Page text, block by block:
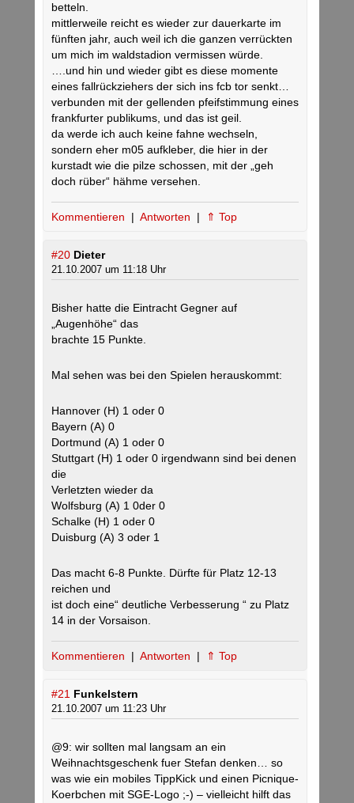
betteln.
mittlerweile reicht es wieder zur dauerkarte im
fünften jahr, auch weil ich die ganzen verrückten
um mich im waldstadion vermissen würde.
….und hin und wieder gibt es diese momente
eines fallrückziehers der sich ins fcb tor senkt…
verbunden mit der gellenden pfeifstimmung eines
frankfurter publikums, und das ist geil.
da werde ich auch keine fahne wechseln,
sondern eher m05 aufkleber, die hier in der
kurstadt wie die pilze schossen, mit der „geh
doch rüber“ hähme versehen.
Kommentieren | Antworten | ⇑ Top
#20 Dieter
21.10.2007 um 11:18 Uhr
Bisher hatte die Eintracht Gegner auf
„Augenhöhe“ das
brachte 15 Punkte.
Mal sehen was bei den Spielen herauskommt:
Hannover (H) 1 oder 0
Bayern (A) 0
Dortmund (A) 1 oder 0
Stuttgart (H) 1 oder 0 irgendwann sind bei denen
die
Verletzten wieder da
Wolfsburg (A) 1 0der 0
Schalke (H) 1 oder 0
Duisburg (A) 3 oder 1
Das macht 6-8 Punkte. Dürfte für Platz 12-13
reichen und
ist doch eine“ deutliche Verbesserung “ zu Platz
14 in der Vorsaison.
Kommentieren | Antworten | ⇑ Top
#21 Funkelstern
21.10.2007 um 11:23 Uhr
@9: wir sollten mal langsam an ein
Weihnachtsgeschenk fuer Stefan denken… so
was wie ein mobiles TippKick und einen Picnique-
Koerbchen mit SGE-Logo ;-) – vielleicht hilft das